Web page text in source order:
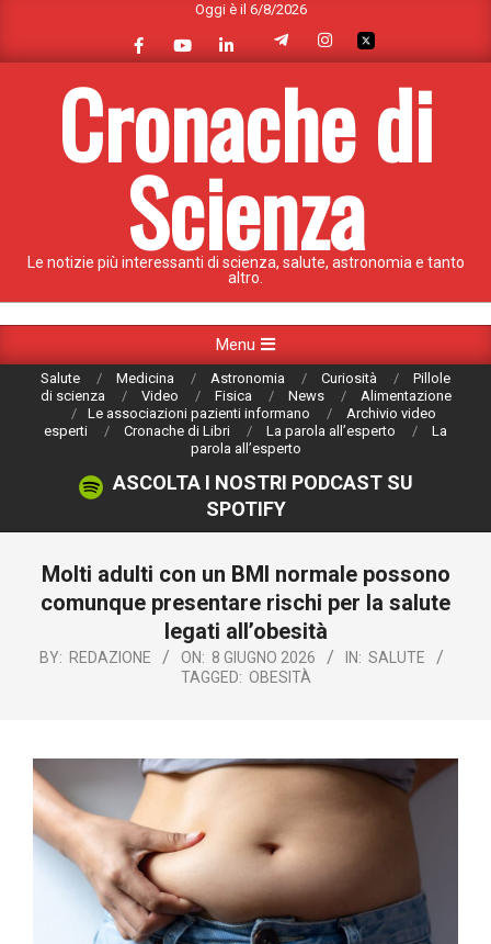
content
Oggi è il 6/8/2026
Cronache di
Scienza
Le notizie più interessanti di scienza, salute, astronomia e tanto
altro.
Navigation
Menu
Salute Medicina Astronomia Curiosità
Pillole
di scienza
Video Fisica News
Alimentazione
Le associazioni pazienti informano
Archivio video
esperti
Cronache di Libri La parola all’esperto
La
parola all’esperto
ASCOLTA I NOSTRI PODCAST SU
SPOTIFY
Molti adulti con un BMI normale possono
comunque presentare rischi per la salute
legati all’obesità
BY: REDAZIONE ON: 8 GIUGNO 2026 IN: SALUTE
TAGGED: OBESITÀ